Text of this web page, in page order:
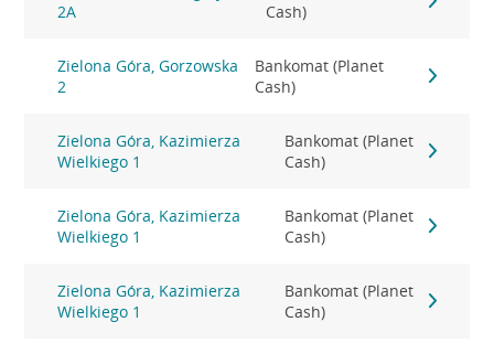
2A
Cash)
Zielona Góra, Gorzowska
2
Bankomat (Planet
Cash)
Zielona Góra, Kazimierza
Wielkiego 1
Bankomat (Planet
Cash)
Zielona Góra, Kazimierza
Wielkiego 1
Bankomat (Planet
Cash)
Zielona Góra, Kazimierza
Wielkiego 1
Bankomat (Planet
Cash)